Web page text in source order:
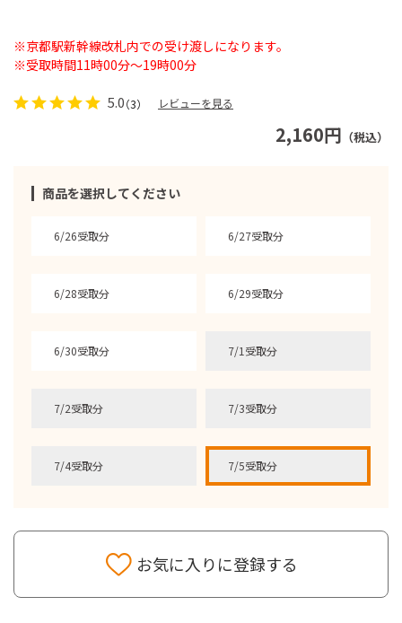
2,160円 （税込）
商品を選択してください
6/26受取分 6/27受取分
6/28受取分 6/29受取分
6/30受取分 7/1受取分
7/2受取分 7/3受取分
7/4受取分 7/5受取分
※京都駅新幹線改札内での受け渡しになります。
※受取時間11時00分～19時00分
5.0（3） レビューを見る
お気に入りに登録する